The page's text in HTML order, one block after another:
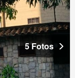
5 Fotos